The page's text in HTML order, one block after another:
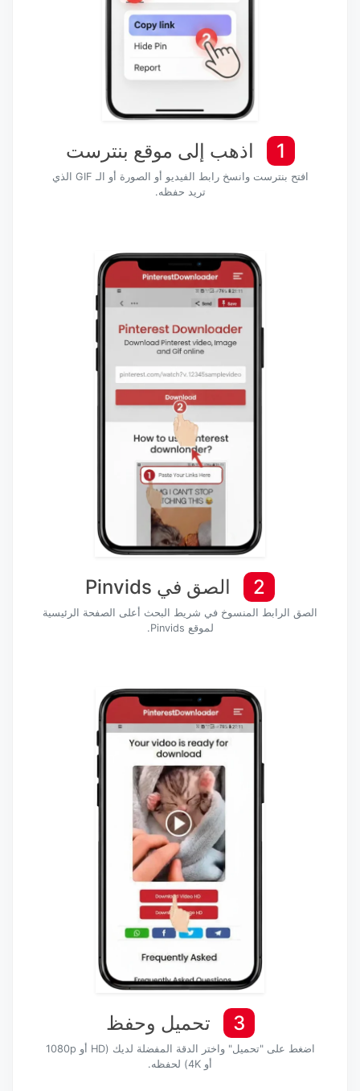
1 اذهب إلى موقع بنترست
افتح بنترست وانسخ رابط الفيديو أو الصورة أو الـ GIF الذي
تريد حفظه.
2 الصق في Pinvids
الصق الرابط المنسوخ في شريط البحث أعلى الصفحة الرئيسية
لموقع Pinvids.
3 تحميل وحفظ
اضغط على "تحميل" واختر الدقة المفضلة لديك (HD أو 1080p
أو 4K) لحفظه.